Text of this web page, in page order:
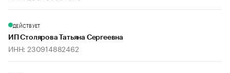
ДЕЙСТВУЕТ
ИП Столярова Татьяна Сергеевна
ИНН: 230914882462